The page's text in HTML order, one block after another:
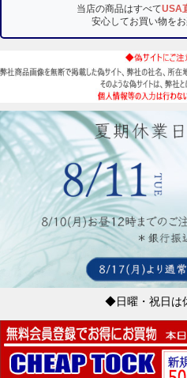
当店の商品はすべてUSA
安心してお買い物をお
◆日曜・祝日は